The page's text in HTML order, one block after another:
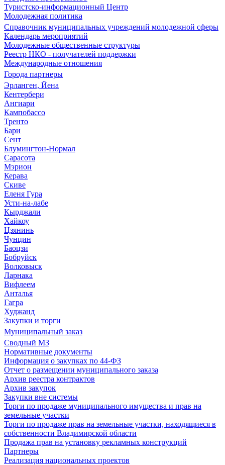
Туристско-информационный Центр
Молодежная политика
Справочник муниципальных учреждений молодежной сферы
Календарь мероприятий
Молодежные общественные структуры
Реестр НКО - получателей поддержки
Международные отношения
Города партнеры
Эрланген, Йена
Кентербери
Ангиари
Кампобассо
Тренто
Бари
Сент
Блумингтон-Нормал
Сарасота
Мэрион
Керава
Скиве
Еленя Гура
Усти-на-лабе
Кырджали
Хайкоу
Цзянинь
Чунцин
Баоцзи
Бобруйск
Волковыск
Ларнака
Вифлеем
Анталья
Гагра
Худжанд
Закупки и торги
Муниципальный заказ
Сводный МЗ
Нормативные документы
Информация о закупках по 44-ФЗ
Отчет о размещении муниципального заказа
Архив реестра контрактов
Архив закупок
Закупки вне системы
Торги по продаже муниципального имущества и прав на
земельные участки
Торги по продаже прав на земельные участки, находящиеся в
собственности Владимирской области
Продажа прав на установку рекламных конструкций
Партнеры
Реализация национальных проектов